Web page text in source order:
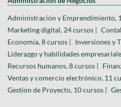
Administración y Emprendimiento,
Marketing digital, 24 cursos |
Economía, 8 cursos | Inversiones y
Liderazgo y habilidades
Recursos humanos, 8 cursos |
Ventas y comercio electrónico, 11
Gestion de Proyecto, 10 cursos |